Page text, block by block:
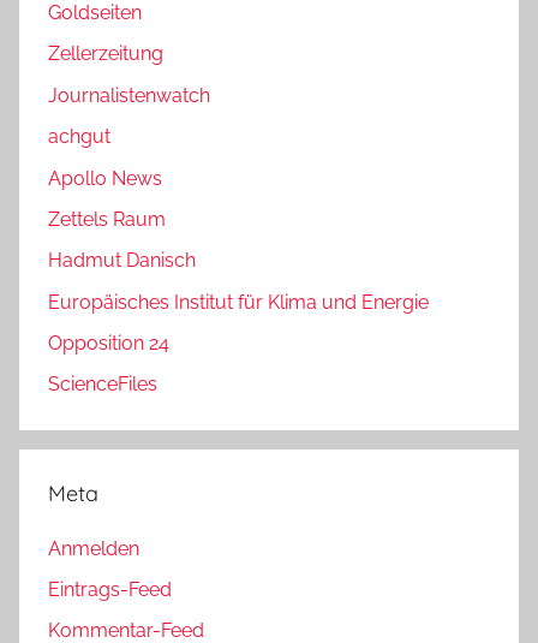
Goldseiten
Zellerzeitung
Journalistenwatch
achgut
Apollo News
Zettels Raum
Hadmut Danisch
Europäisches Institut für Klima und Energie
Opposition 24
ScienceFiles
Meta
Anmelden
Eintrags-Feed
Kommentar-Feed